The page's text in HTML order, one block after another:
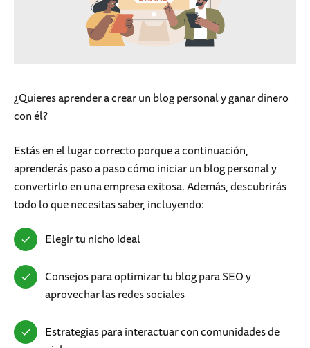
¿Quieres aprender a crear un blog personal y ganar dinero
con él?
Estás en el lugar correcto porque a continuación,
aprenderás paso a paso cómo iniciar un blog personal y
convertirlo en una empresa exitosa. Además, descubrirás
todo lo que necesitas saber, incluyendo:
Elegir tu nicho ideal
Consejos para optimizar tu blog para SEO y
aprovechar las redes sociales
Estrategias para interactuar con comunidades de